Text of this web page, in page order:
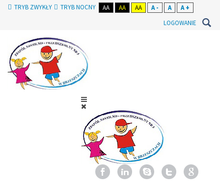
TRYB ZWYKŁY TRYB NOCNY AA AA AA A - A
A +
LOGOWANIE